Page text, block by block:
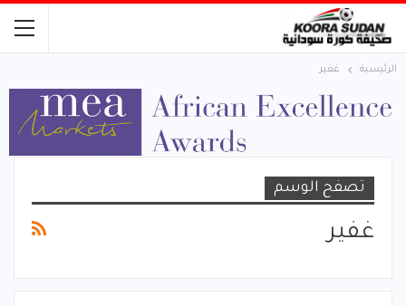
الرئيسية غفير
تصفح الوسم
غفير